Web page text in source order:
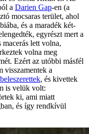
a Darien Gap-en (a
mocsaras terület, ahol
és a maradék két-
egyrészt mert a
lett volna,
volna meg
Ezért az utóbbi másfél
visszamentek a
, és kivettek
is velük volt:
ki, ami miatt
és így rendkívül